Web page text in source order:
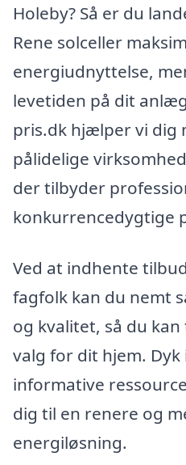
Holeby? Så er du
Rene solceller
energiudnyttelse,
levetiden på dit
pris.dk hjælper vi dig
pålidelige
der tilbyder
konkurrencedygtige
Ved at indhente
fagfolk kan du nemt
og kvalitet, så du
valg for dit hjem. Dyk
informative
dig til en renere og
energiløsning.